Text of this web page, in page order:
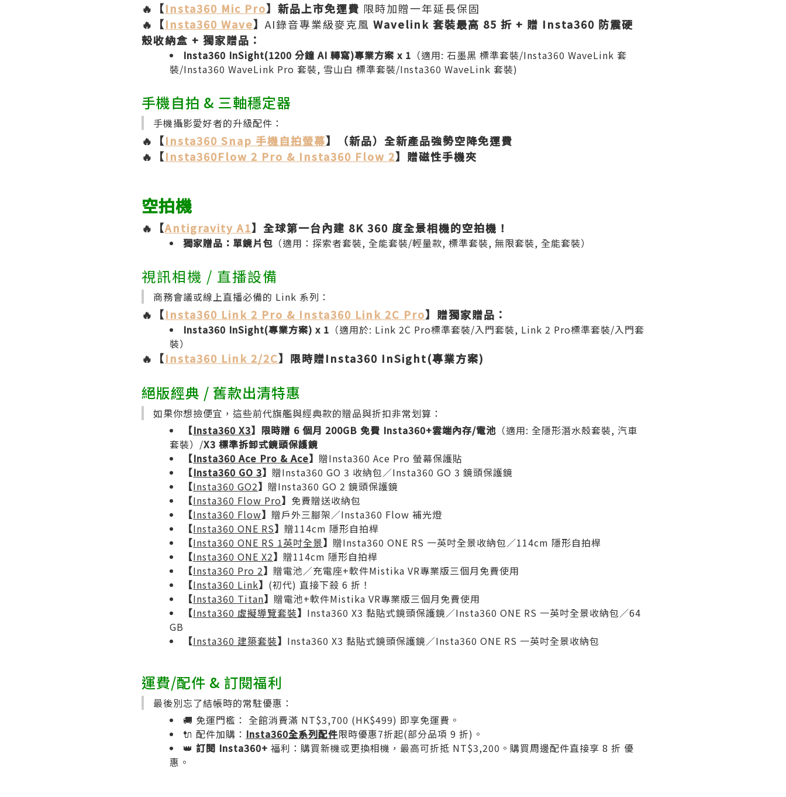
🔥【Insta360 Mic Pro】新品上市免運費 限時加贈一年延長保固
🔥【Insta360 Wave】AI錄音專業級麥克風 Wavelink 套裝最高 85 折 + 贈 Insta360 防震硬
殼收納盒 + 獨家贈品：
Insta360 InSight(1200 分鐘 AI 轉寫)專業方案 x 1 （適用: 石墨黑 標準套裝/Insta360 WaveLink 套
裝/Insta360 WaveLink Pro 套裝, 雪山白 標準套裝/Insta360 WaveLink 套裝)
手機自拍 & 三軸穩定器
手機攝影愛好者的升級配件：
🔥【Insta360 Snap 手機自拍螢幕】（新品）全新產品強勢空降免運費
🔥【Insta360Flow 2 Pro & Insta360 Flow 2】贈磁性手機夾
空拍機
🔥【Antigravity A1】全球第一台內建 8K 360 度全景相機的空拍機！
獨家贈品：單鏡片包 （適用：探索者套裝, 全能套裝/輕量款, 標準套裝, 無限套裝, 全能套裝）
視訊相機 / 直播設備
商務會議或線上直播必備的 Link 系列：
🔥【Insta360 Link 2 Pro & Insta360 Link 2C Pro】贈獨家贈品：
Insta360 InSight(專業方案) x 1 （適用於: Link 2C Pro標準套裝/入門套裝, Link 2 Pro標準套裝/入門套
裝）
🔥【Insta360 Link 2/2C】限時贈Insta360 InSight(專業方案)
絕版經典 / 舊款出清特惠
如果你想撿便宜，這些前代旗艦與經典款的贈品與折扣非常划算：
【Insta360 X3】限時贈 6 個月 200GB 免費 Insta360+雲端內存/電池 （適用: 全隱形潛水殼套裝, 汽車
套裝）/X3 標準拆卸式鏡頭保護鏡
【Insta360 Ace Pro & Ace】 贈Insta360 Ace Pro 螢幕保護貼
【Insta360 GO 3】 贈Insta360 GO 3 收納包／Insta360 GO 3 鏡頭保護鏡
【Insta360 GO2】 贈Insta360 GO 2 鏡頭保護鏡
【Insta360 Flow Pro】 免費贈送收納包
【Insta360 Flow】 贈戶外三腳架／Insta360 Flow 補光燈
【Insta360 ONE RS】 贈114cm 隱形自拍桿
【Insta360 ONE RS 1英吋全景】 贈Insta360 ONE RS 一英吋全景收納包／114cm 隱形自拍桿
【Insta360 ONE X2】 贈114cm 隱形自拍桿
【Insta360 Pro 2】 贈電池／充電座+軟件Mistika VR專業版三個月免費使用
【Insta360 Link】 (初代) 直接下殺 6 折！
【Insta360 Titan】 贈電池+軟件Mistika VR專業版三個月免費使用
【Insta360 虛擬導覽套裝】 Insta360 X3 黏貼式鏡頭保護鏡／Insta360 ONE RS 一英吋全景收納包／64
GB
【Insta360 建築套裝】 Insta360 X3 黏貼式鏡頭保護鏡／Insta360 ONE RS 一英吋全景收納包
運費/配件 & 訂閱福利
最後別忘了結帳時的常駐優惠：
🚚 免運門檻： 全館消費滿 NT$3,700 (HK$499) 即享免運費。
🔌 配件加購： Insta360​全系列配件限時優惠7折起(部分品項 9 折)。
👑 訂閱 Insta360+ 福利：購買新機或更換相機，最高可折抵 NT$3,200。購買周邊配件直接享 8 折 優
惠。